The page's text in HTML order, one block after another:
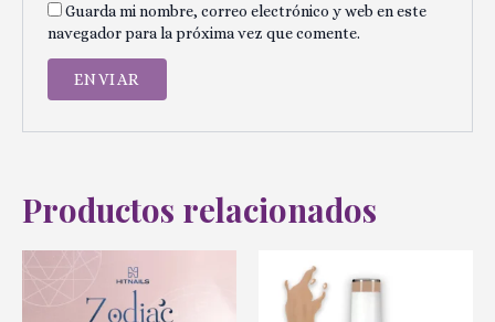
Guarda mi nombre, correo electrónico y web en este
navegador para la próxima vez que comente.
Productos relacionados